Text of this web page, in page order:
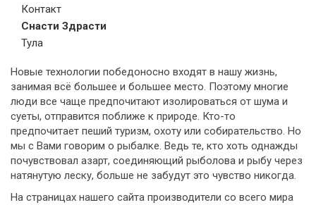
Контакт
Снасти Здрасти
Тула
Новые технологии победоносно входят в нашу жизнь,
занимая всё большее и большее место. Поэтому многие
люди все чаще предпочитают изолироваться от шума и
суеты, отправится поближе к природе. Кто-то
предпочитает пеший туризм, охоту или собирательство. Но
мы с Вами говорим о рыбалке. Ведь те, кто хоть однажды
почувствовал азарт, соединяющий рыболова и рыбу через
натянутую леску, больше не забудут это чувство никогда.
На страницах нашего сайта производители со всего мира